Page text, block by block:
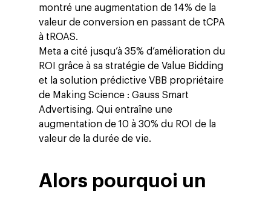
montré une augmentation de 14% de la
valeur de conversion en passant de tCPA
à tROAS.
Meta a cité jusqu’à 35% d’amélioration du
ROI grâce à sa stratégie de Value Bidding
et la solution prédictive VBB propriétaire
de Making Science : Gauss Smart
Advertising. Qui entraîne une
augmentation de 10 à 30% du ROI de la
valeur de la durée de vie.
Alors pourquoi un